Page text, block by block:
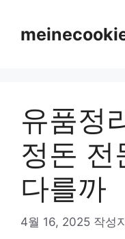
유품정
정돈 전
다를까
4월 16, 2025 작성